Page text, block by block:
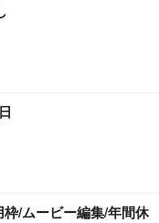
枠/ムービー編集/年間休